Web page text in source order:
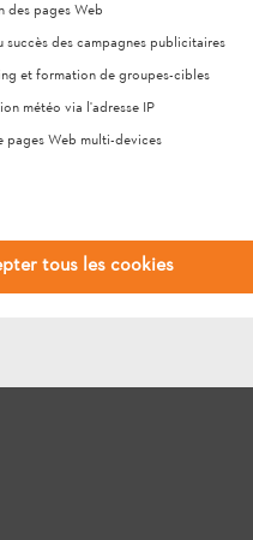
des pages Web
succès des campagnes publicitaires
et formation de groupes-cibles
météo via l'adresse IP
pages Web multi-devices
tous les cookies